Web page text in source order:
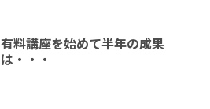
有料講座を始めて半年の成果
は・・・